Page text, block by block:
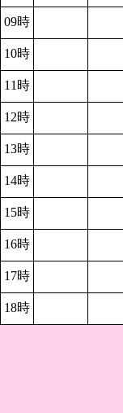
09時
10時
11時
12時
13時
14時
15時
16時
17時
18時